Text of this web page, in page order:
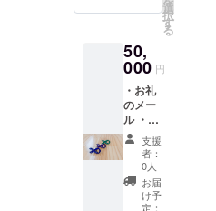
術大学
に通う
近藤銀
河さん
（＠
SpiralGi
nga ）
さんが
このプ
ロジェ
クトの
症候群
になり
た。」
（ゆら
り
［著］
／医学
博士・
倉恒弘
彦［監
修］）
１冊
【啓発
選
択
す
る
50,
000 円
・お礼
のメー
ル ・啓
発ポス
トカー
ド 2種
類各3枚
・啓発
ピン
支援
者：
0人
お届
け予
定：